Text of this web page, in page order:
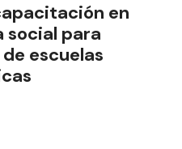
en
social para
escuelas